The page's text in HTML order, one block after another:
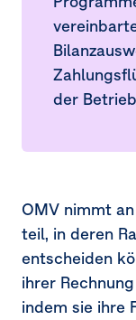
der
OMV nimmt
teil, in deren
entscheiden
ihrer
indem sie ihre